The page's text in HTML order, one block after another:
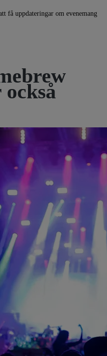
få uppdateringar om evenemang